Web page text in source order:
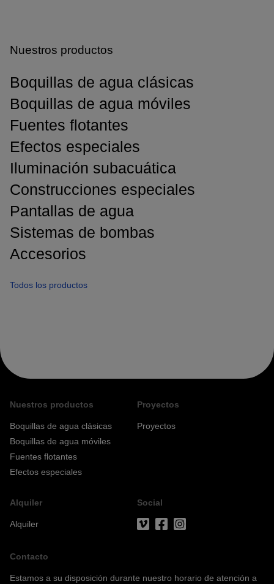
Nuestros productos
Boquillas de agua clásicas
Boquillas de agua móviles
Fuentes flotantes
Efectos especiales
Iluminación subacuática
Construcciones especiales
Pantallas de agua
Sistemas de bombas
Accesorios
Todos los productos
Nuestros productos
Boquillas de agua clásicas
Boquillas de agua móviles
Fuentes flotantes
Efectos especiales
Proyectos
Proyectos
Alquiler
Alquiler
Social
Contacto
Estamos a su disposición durante nuestro horario de atención a